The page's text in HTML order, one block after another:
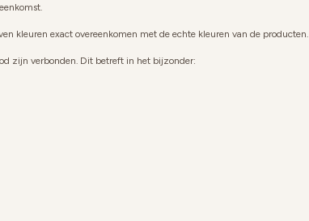
kleuren exact overeenkomen met de echte kleuren van de producten.
zijn verbonden. Dit betreft in het bijzonder: